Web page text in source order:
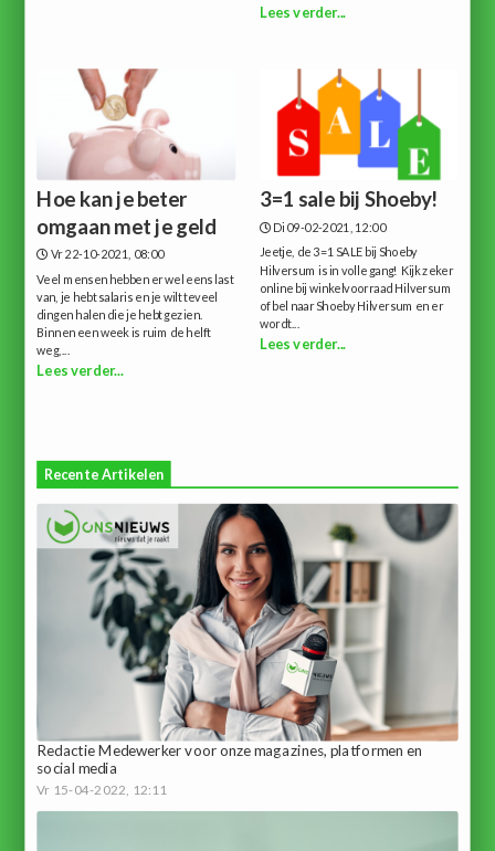
Lees verder...
Hoe kan je beter
omgaan met je geld
Vr 22-10-2021, 08:00
Veel mensen hebben er wel eens last
van, je hebt salaris en je wilt teveel
dingen halen die je hebt gezien.
Binnen een week is ruim de helft
weg,...
Lees verder...
3=1 sale bij Shoeby!
Di 09-02-2021, 12:00
Jeetje, de 3=1 SALE bij Shoeby
Hilversum is in volle gang! Kijk zeker
online bij winkelvoorraad Hilversum
of bel naar Shoeby Hilversum en er
wordt...
Lees verder...
Recente Artikelen
Redactie Medewerker voor onze magazines, platformen en
social media
Vr 15-04-2022, 12:11